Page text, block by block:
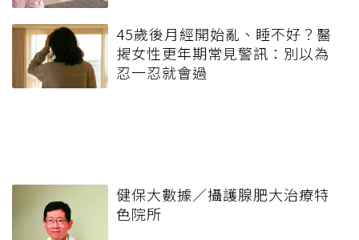
45歲後月經開始亂、睡不好？醫
揭女性更年期常見警訊：別以為
忍一忍就會過
健保大數據／攝護腺肥大治療特
色院所